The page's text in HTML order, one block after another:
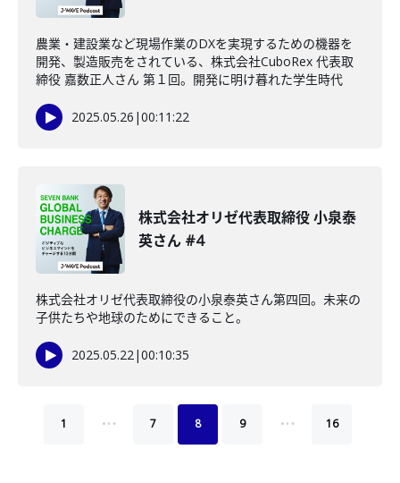
農業・建設業など現場作業のDXを実現するための機器を
開発、製造販売をされている、株式会社CuboRex 代表取
締役 嘉数正人さん 第１回。開発に明け暮れた学生時代
2025.05.26 |00:11:22
株式会社オリゼ代表取締役 小泉泰
英さん #4
株式会社オリゼ代表取締役の小泉泰英さん第四回。未来の
子供たちや地球のためにできること。
2025.05.22|00:10:35
1 … 7 8 9 … 16